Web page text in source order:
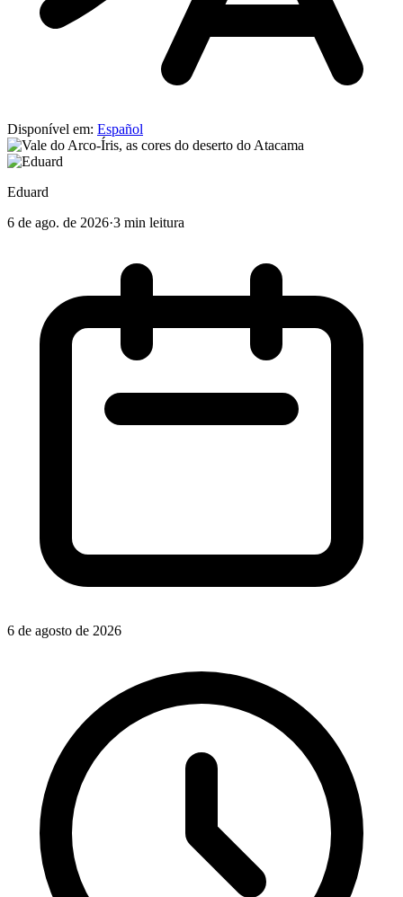
Disponível em: Español
Eduard
6 de ago. de 2026·3 min leitura
6 de agosto de 2026